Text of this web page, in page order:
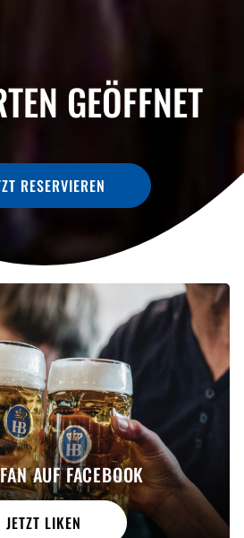
GEÖFFNET
RESERVIEREN
AUF FACEBOOK
JETZT LIKEN